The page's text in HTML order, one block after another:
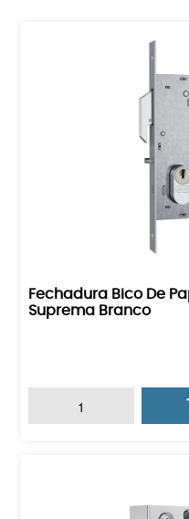
Fechadura Bico De
Suprema Branco